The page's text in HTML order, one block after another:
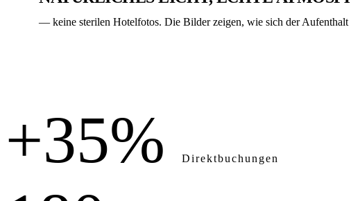
— keine sterilen Hotelfotos. Die Bilder zeigen, wie sich der Aufenthalt
+35% Direktbuchungen